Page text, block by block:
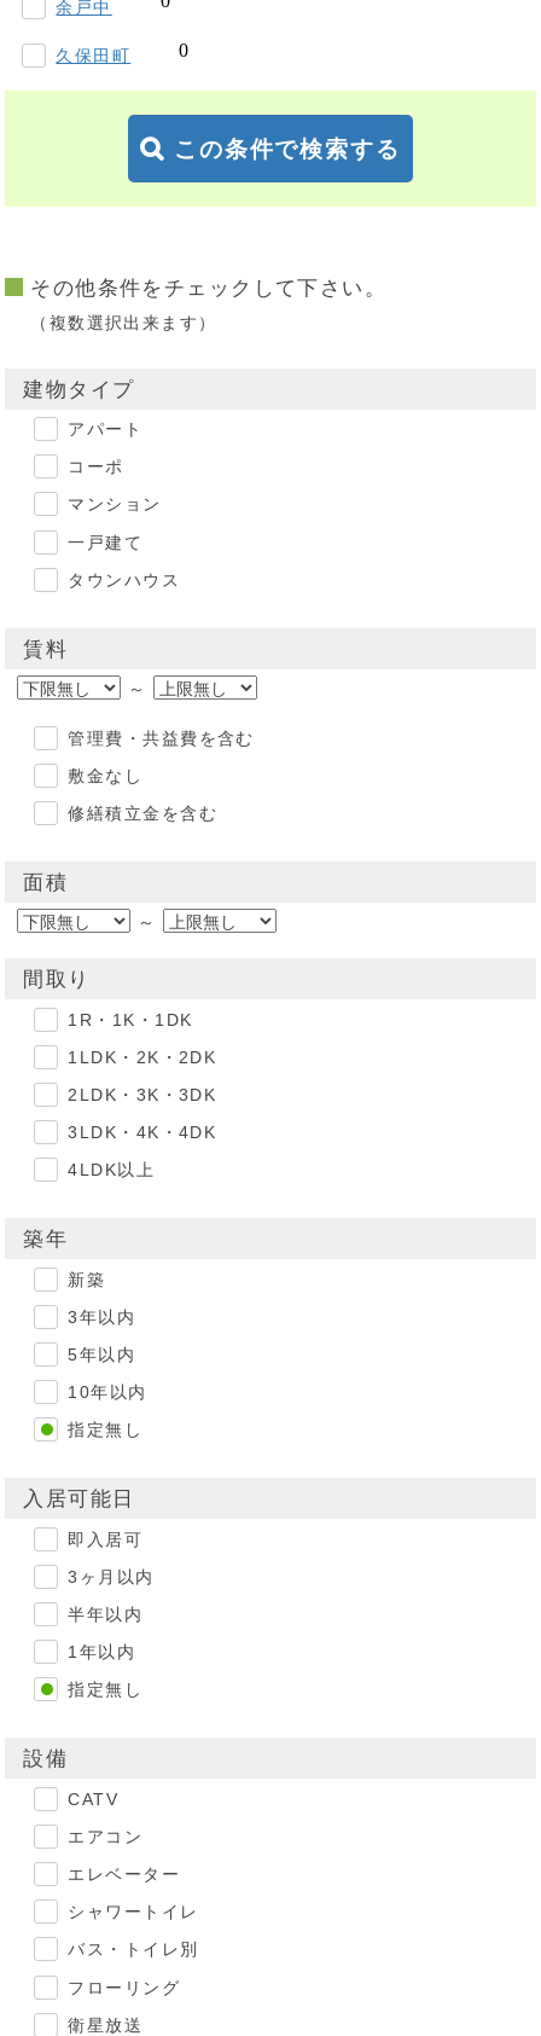
余戸中
久保田町
この条件で検索する
その他条件をチェックして下さい。
（複数選択出来ます）
建物タイプ
アパート
コーポ
マンション
一戸建て
タウンハウス
賃料
～
管理費・共益費を含む
敷金なし
修繕積立金を含む
面積
～
間取り
1R・1K・1DK
1LDK・2K・2DK
2LDK・3K・3DK
3LDK・4K・4DK
4LDK以上
築年
新築
3年以内
5年以内
10年以内
指定無し
入居可能日
即入居可
3ヶ月以内
半年以内
1年以内
指定無し
設備
CATV
エアコン
エレベーター
シャワートイレ
バス・トイレ別
フローリング
衛星放送